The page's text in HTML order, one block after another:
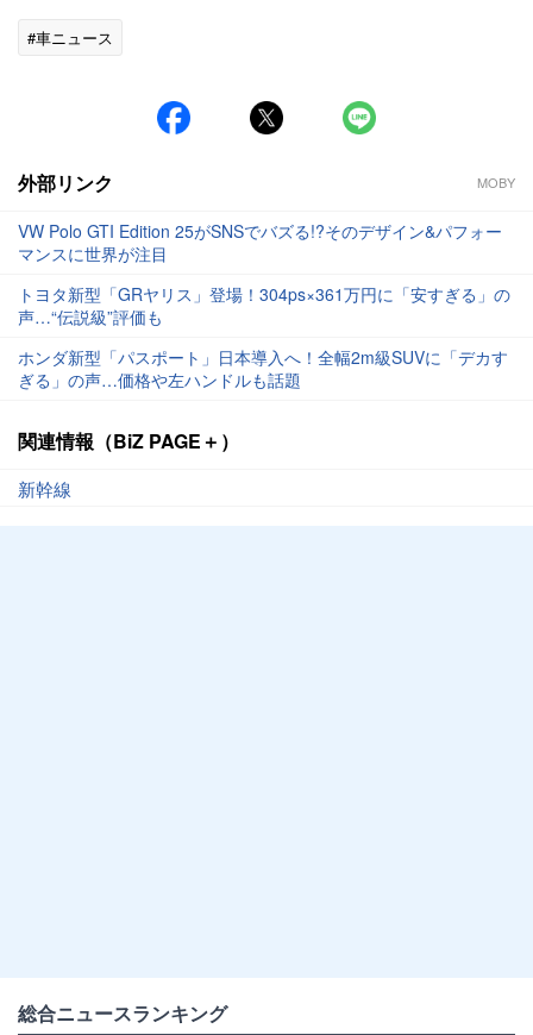
#車ニュース
外部リンク MOBY
VW Polo GTI Edition 25がSNSでバズる!?そのデザイン&パフォー
マンスに世界が注目
トヨタ新型「GRヤリス」登場！304ps×361万円に「安すぎる」の
声…“伝説級”評価も
ホンダ新型「パスポート」日本導入へ！全幅2m級SUVに「デカす
ぎる」の声…価格や左ハンドルも話題
関連情報（BiZ PAGE＋）
新幹線
総合ニュースランキング